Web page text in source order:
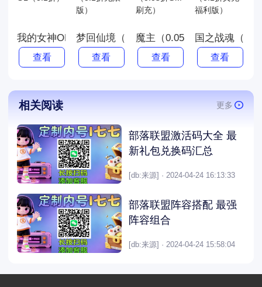
我的女神OL（0.1折）
查看
梦回仙境（0.1折无限版）
查看
魔主（0.05折GM刷充）
查看
国之战魂（
查看
相关阅读 更多
部落联盟激活码大全 最
新礼包兑换码汇总
[db:来源] · 2024-04-24 16:13:33
部落联盟阵容搭配 最强
阵容组合
[db:来源] · 2024-04-24 15:58:04